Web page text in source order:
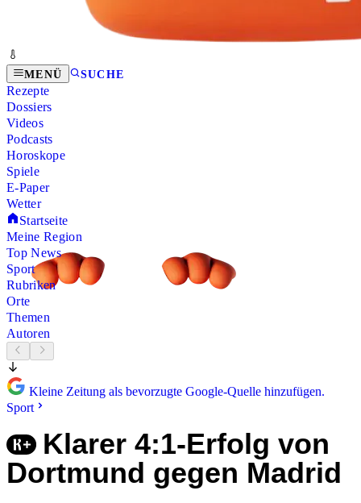
MENÜ SUCHE
Rezepte
Dossiers
Videos
Podcasts
Horoskope
Spiele
E-Paper
Wetter
Startseite
Meine Region
Top News
Sport
Rubriken
Orte
Themen
Autoren
Kleine Zeitung als bevorzugte Google-Quelle hinzufügen.
Sport
Klarer 4:1-Erfolg von
Dortmund gegen Madrid